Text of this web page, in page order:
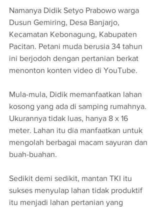
Namanya Didik Setyo Prabowo warga
Dusun Gemiring, Desa Banjarjo,
Kecamatan Kebonagung, Kabupaten
Pacitan. Petani muda berusia 34 tahun
ini berjodoh dengan pertanian berkat
menonton konten video di YouTube.
Mula-mula, Didik memanfaatkan lahan
kosong yang ada di samping rumahnya.
Ukurannya tidak luas, hanya 8 x 16
meter. Lahan itu dia manfaatkan untuk
mengolah berbagai macam sayuran dan
buah-buahan.
Sedikit demi sedikit, mantan TKI itu
sukses menyulap lahan tidak produktif
itu menjadi lahan pertanian yang